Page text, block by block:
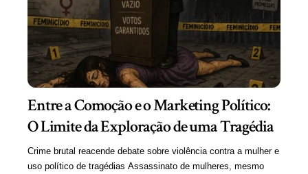
Entre a Comoção e o Marketing Político:
O Limite da Exploração de uma Tragédia
Crime brutal reacende debate sobre violência contra a mulher e
uso político de tragédias Assassinato de mulheres, mesmo